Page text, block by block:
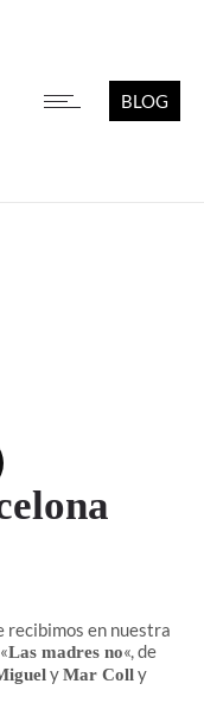
BLOG
recibimos en nuestra
Las madres no«, de
yMar Colly